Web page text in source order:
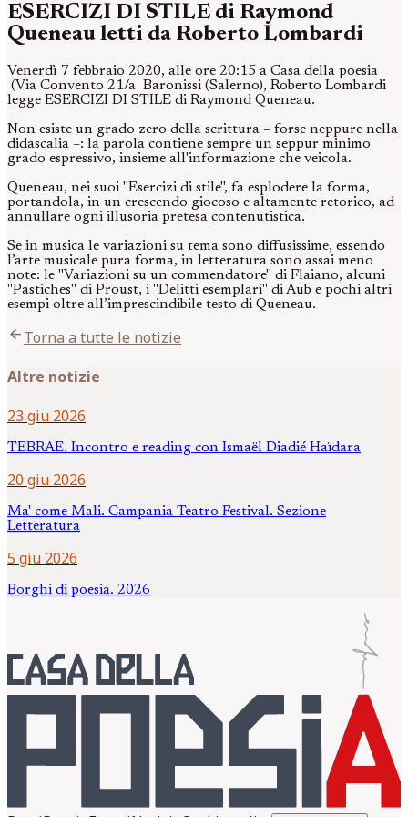
ESERCIZI DI STILE di Raymond
Queneau letti da Roberto Lombardi
Venerdì 7 febbraio 2020, alle ore 20:15 a Casa della poesia
(Via Convento 21/a Baronissi (Salerno), Roberto Lombardi
legge ESERCIZI DI STILE di Raymond Queneau.
Non esiste un grado zero della scrittura – forse neppure nella
didascalia –: la parola contiene sempre un seppur minimo
grado espressivo, insieme all'informazione che veicola.
Queneau, nei suoi "Esercizi di stile", fa esplodere la forma,
portandola, in un crescendo giocoso e altamente retorico, ad
annullare ogni illusoria pretesa contenutistica.
Se in musica le variazioni su tema sono diffusissime, essendo
l’arte musicale pura forma, in letteratura sono assai meno
note: le "Variazioni su un commendatore" di Flaiano, alcuni
"Pastiches" di Proust, i "Delitti esemplari" di Aub e pochi altri
esempi oltre all’imprescindibile testo di Queneau.
arrow_backTorna a tutte le notizie
Altre notizie
23 giu 2026
TEBRAE. Incontro e reading con Ismaël Diadié Haïdara
20 giu 2026
Ma' come Mali. Campania Teatro Festival. Sezione
Letteratura
5 giu 2026
Borghi di poesia. 2026